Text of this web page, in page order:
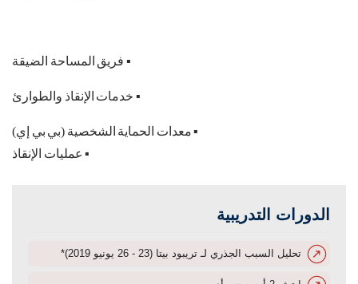
الدورات التدريبية
تحليل السبب الجذري لـ تريبود بيتا (23 - 26 يونيو 2019)*
▪ فريق المساحة الضيقة
▪ خدمات الإنقاذ والطوارئ
▪معدات الحماية الشخصية (بي بي إي)
▪ عمليات الإنقاذ